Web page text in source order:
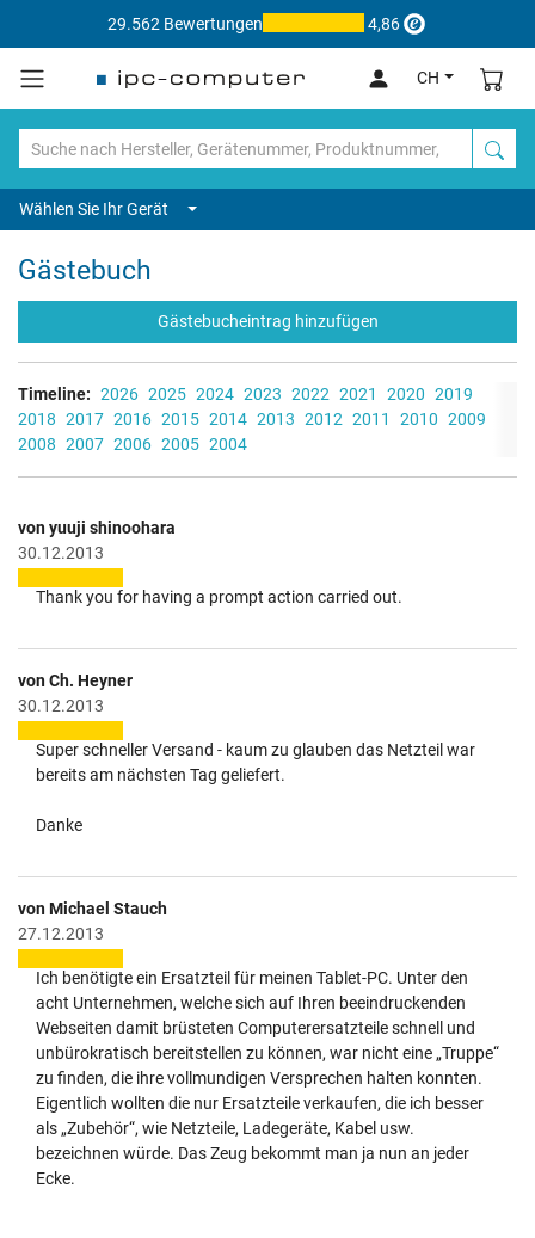
29.562 Bewertungen 4,86
CH
Wählen Sie Ihr Gerät
Gästebuch
Gästebucheintrag hinzufügen
Timeline: 2026 2025 2024 2023 2022 2021 2020 2019
2018 2017 2016 2015 2014 2013 2012 2011 2010 2009
2008 2007 2006 2005 2004
von yuuji shinoohara
30.12.2013
Thank you for having a prompt action carried out.
von Ch. Heyner
30.12.2013
Super schneller Versand - kaum zu glauben das Netzteil war
bereits am nächsten Tag geliefert.
Danke
von Michael Stauch
27.12.2013
Ich benötigte ein Ersatzteil für meinen Tablet-PC. Unter den
acht Unternehmen, welche sich auf Ihren beeindruckenden
Webseiten damit brüsteten Computerersatzteile schnell und
unbürokratisch bereitstellen zu können, war nicht eine „Truppe“
zu finden, die ihre vollmundigen Versprechen halten konnten.
Eigentlich wollten die nur Ersatzteile verkaufen, die ich besser
als „Zubehör“, wie Netzteile, Ladegeräte, Kabel usw.
bezeichnen würde. Das Zeug bekommt man ja nun an jeder
Ecke.